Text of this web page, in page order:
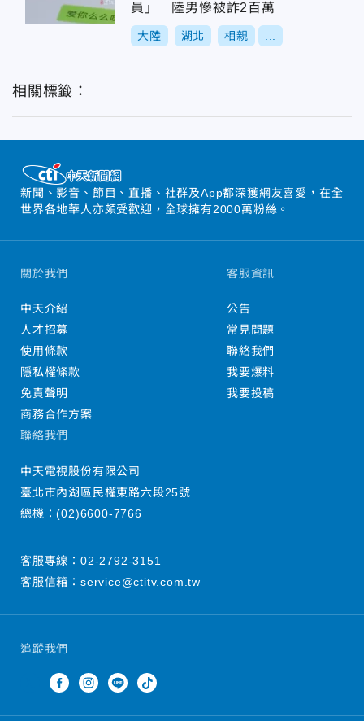
員」 陸男慘被詐2百萬
大陸 湖北 相親
相關標籤：
新聞、影音、節目、直播、社群及App都深獲網友喜愛，在全
世界各地華人亦頗受歡迎，全球擁有2000萬粉絲。
追蹤我們
關於我們
中天介紹
人才招募
使用條款
隱私權條款
免責聲明
商務合作方案
客服資訊
公告
常見問題
聯絡我們
我要爆料
我要投稿
聯絡我們
中天電視股份有限公司
臺北市內湖區民權東路六段25號
總機：(02)6600-7766
客服專線： 02-2792-3151
客服信箱： service@ctitv.com.tw